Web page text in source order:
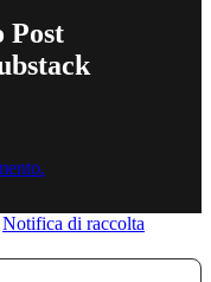
Post
Notifica di raccolta